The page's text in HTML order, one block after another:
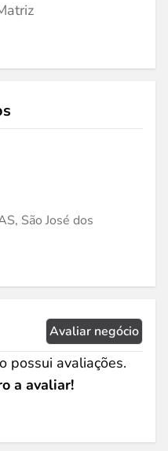
São José dos
Avaliar negócio
possui avaliações.
a avaliar!